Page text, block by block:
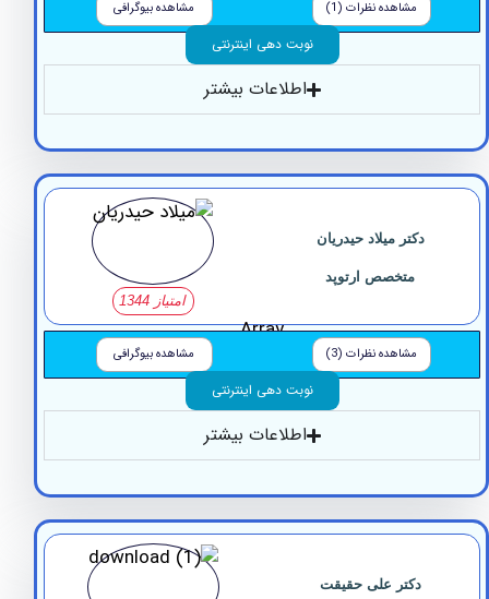
مشاهده نظرات (1) مشاهده بیوگرافی
نوبت دهی اینترنتی
اطلاعات بیشتر
دکتر میلاد حیدریان
متخصص ارتوپد
Array
مشاهده نظرات (3) مشاهده بیوگرافی
نوبت دهی اینترنتی
اطلاعات بیشتر
دکتر علی حقیقت